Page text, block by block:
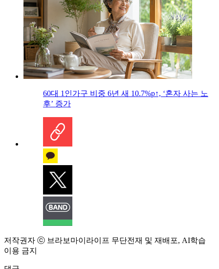
60대 1인가구 비중 6년 새 10.7%p↑, ‘혼자 사는 노
후’ 증가
저작권자 ⓒ 브라보마이라이프 무단전재 및 재배포, AI학습
이용 금지